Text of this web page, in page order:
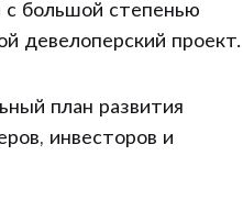
с большой степенью
девелоперский проект.
план развития
инвесторов и